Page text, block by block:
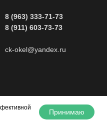
8 (963) 333-71-73
8 (911) 603-73-73
ck-okel@yandex.ru
Принимаю